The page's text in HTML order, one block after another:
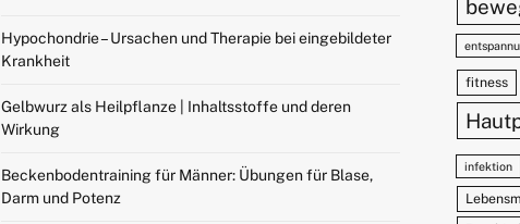
Hypochondrie – Ursachen und Therapie bei eingebildeter
Krankheit
Gelbwurz als Heilpflanze | Inhaltsstoffe und deren
Wirkung
Beckenbodentraining für Männer: Übungen für Blase,
Darm und Potenz
fitness
infektion